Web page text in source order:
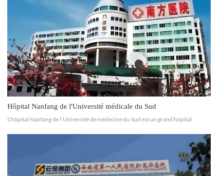
Hôpital Nanfang de l'Université médicale du Sud
L'hôpital Nanfang de l'Université de médecine du Sud est un grand hôpital